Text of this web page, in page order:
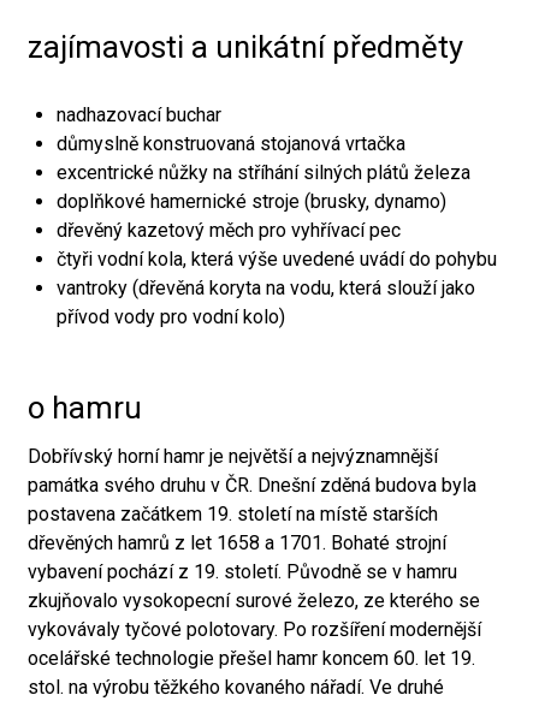
zajímavosti a unikátní předměty
nadhazovací buchar
důmyslně konstruovaná stojanová vrtačka
excentrické nůžky na stříhání silných plátů železa
doplňkové hamernické stroje (brusky, dynamo)
dřevěný kazetový měch pro vyhřívací pec
čtyři vodní kola, která výše uvedené uvádí do pohybu
vantroky (dřevěná koryta na vodu, která slouží jako
přívod vody pro vodní kolo)
o hamru
Dobřívský horní hamr je největší a nejvýznamnější
památka svého druhu v ČR. Dnešní zděná budova byla
postavena začátkem 19. století na místě starších
dřevěných hamrů z let 1658 a 1701. Bohaté strojní
vybavení pochází z 19. století. Původně se v hamru
zkujňovalo vysokopecní surové železo, ze kterého se
vykovávaly tyčové polotovary. Po rozšíření modernější
ocelářské technologie přešel hamr koncem 60. let 19.
stol. na výrobu těžkého kovaného nářadí. Ve druhé